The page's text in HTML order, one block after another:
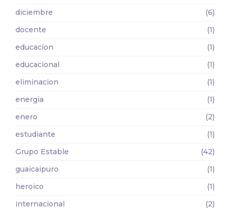
diciembre
(6)
docente
(1)
educacion
(1)
educacional
(1)
eliminacion
(1)
energia
(1)
enero
(2)
estudiante
(1)
Grupo Estable
(42)
guaicaipuro
(1)
heroico
(1)
internacional
(2)